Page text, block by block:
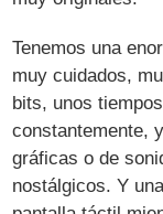
Tenemos una
muy cuidados,
bits, unos
constantemente,
gráficas o de
nostálgicos. Y